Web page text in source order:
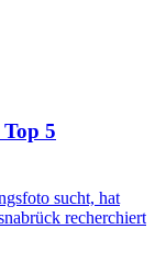
5
sucht, hat
recherchiert